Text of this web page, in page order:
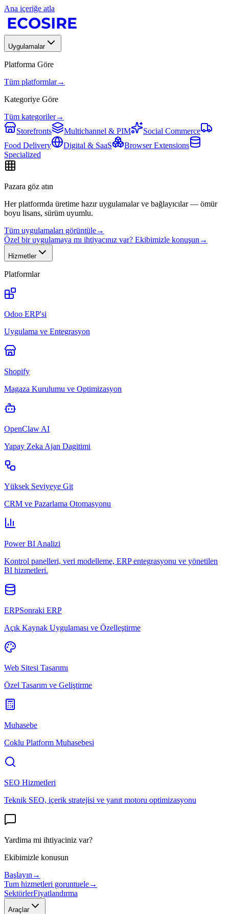
Ana içeriğe atla
Uygulamalar
Platforma Göre
Tüm platformlar→
Kategoriye Göre
Tüm kategoriler→
Storefronts
Multichannel & PIM
Social Commerce
Food Delivery
Digital & SaaS
Browser Extensions
Specialized
Pazara göz atın
Her platformda üretime hazır uygulamalar ve bağlayıcılar — ömür
boyu lisans, sürüm uyumlu.
Tüm uygulamaları görüntüle→
Özel bir uygulamaya mı ihtiyacınız var? Ekibimizle konuşun →
Hizmetler
Platformlar
Odoo ERP'si
Uygulama ve Entegrasyon
Shopify
Magaza Kurulumu ve Optimizasyon
OpenClaw AI
Yapay Zeka Ajan Dagitimi
Yüksek Seviyeye Git
CRM ve Pazarlama Otomasyonu
Power BI Analizi
Kontrol panelleri, veri modelleme, ERP entegrasyonu ve yönetilen
BI hizmetleri.
ERPSonraki ERP
Açık Kaynak Uygulaması ve Özelleştirme
Web Sitesi Tasarımı
Özel Tasarım ve Geliştirme
Muhasebe
Coklu Platform Muhasebesi
SEO Hizmetleri
Teknik SEO, içerik stratejisi ve yanıt motoru optimizasyonu
Yardima mi ihtiyaciniz var?
Ekibimizle konusun
Başlayın →
Tum hizmetleri goruntuele→
SektörlerFiyatlandırma
Araçlar